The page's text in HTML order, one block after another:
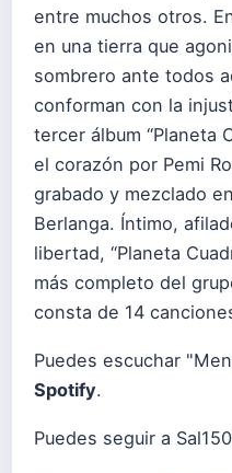
entre muchos otros.
en una tierra que
sombrero ante todos
conforman con la
tercer álbum “Planeta
el corazón por Pemi
grabado y mezclado
Berlanga. Íntimo,
libertad, “Planeta
más completo del
consta de 14
Puedes escuchar
Spotify.
Puedes seguir a